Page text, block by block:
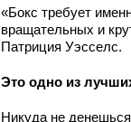
«Бокс требует
вращательных и
Патриция Уэсселс.
Это одно из
Никуда не